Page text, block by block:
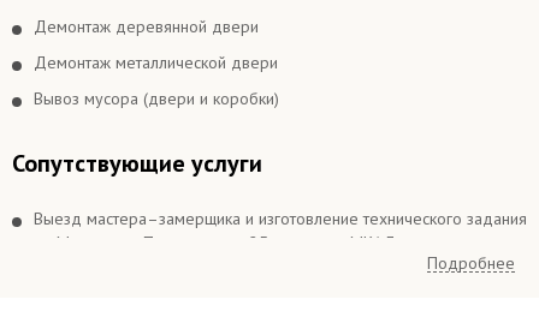
Демонтаж деревянной двери
Демонтаж металлической двери
Вывоз мусора (двери и коробки)
Сопутствующие услуги
Выезд мастера–замерщика и изготовление технического задания
по Москве и в Подмосковье 25 км вокруг МКАДа
Выезд мастера–замерщика и изготовление технического задания
Подробнее